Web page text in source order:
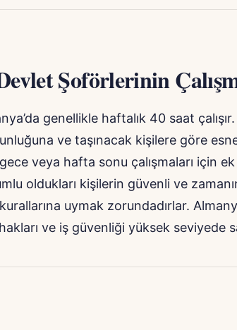
Şoförlerinin
genellikle haftalık 40 saat
ve taşınacak kişilere göre
veya hafta sonu çalışmaları için
oldukları kişilerin güvenli ve
uymak zorundadırlar.
hakları ve iş güvenliği yüksek seviyede